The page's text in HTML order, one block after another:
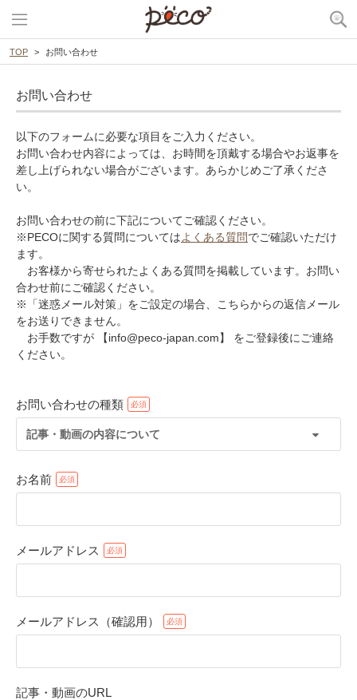
TOP お問い合わせ
お問い合わせ
以下のフォームに必要な項目をご入力ください。
お問い合わせ内容によっては、お時間を頂戴する場合やお返事を
差し上げられない場合がございます。あらかじめご了承くださ
い。
お問い合わせの前に下記についてご確認ください。
※PECOに関する質問についてはよくある質問でご確認いただけ
ます。
お客様から寄せられたよくある質問を掲載しています。お問い
合わせ前にご確認ください。
※「迷惑メール対策」をご設定の場合、こちらからの返信メール
をお送りできません。
お手数ですが 【info@peco-japan.com】 をご登録後にご連絡
ください。
お問い合わせの種類
記事・動画の内容について
お名前
メールアドレス
メールアドレス（確認用）
記事・動画のURL
アプリで開く